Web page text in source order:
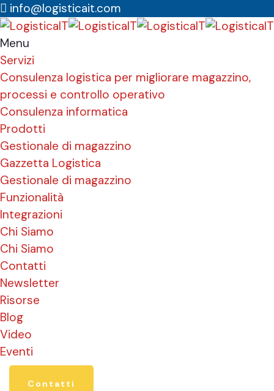
info@logisticait.com
Menu
Servizi
Consulenza logistica per migliorare magazzino,
processi e controllo operativo
Consulenza informatica
Prodotti
Gestionale di magazzino
Gazzetta Logistica
Gestionale di magazzino
Funzionalità
Integrazioni
Chi Siamo
Chi Siamo
Contatti
Newsletter
Risorse
Blog
Video
Eventi
Contatti